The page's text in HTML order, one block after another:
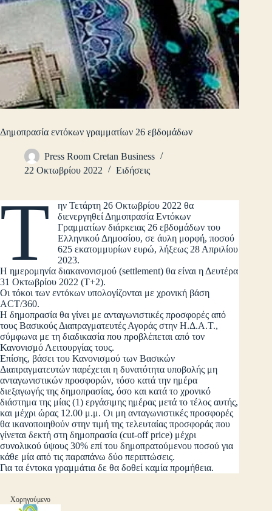
Δημοπρασία εντόκων γραμματίων 26 εβδομάδων
Press Room Cretan Business
22 Οκτωβρίου 2022
Ειδήσεις
Τ
ην Τετάρτη 26 Οκτωβρίου 2022 θα
διενεργηθεί Δημοπρασία Εντόκων
Γραμματίων διάρκειας 26 εβδομάδων του
Ελληνικού Δημοσίου, σε άυλη μορφή, ποσού
625 εκατομμυρίων ευρώ, λήξεως 28 Απριλίου
2023.
Η ημερομηνία διακανονισμού (settlement) θα είναι η Δευτέρα
31 Οκτωβρίου 2022 (Τ+2).
Οι τόκοι των εντόκων υπολογίζονται με χρονική βάση
ACT/360.
Η δημοπρασία θα γίνει με ανταγωνιστικές προσφορές από
τους Βασικούς Διαπραγματευτές Αγοράς στην Η.Δ.Α.Τ.,
σύμφωνα με τη διαδικασία που προβλέπεται από τον
Κανονισμό Λειτουργίας τους.
Επίσης, βάσει του Κανονισμού των Βασικών
Διαπραγματευτών παρέχεται η δυνατότητα υποβολής μη
ανταγωνιστικών προσφορών, τόσο κατά την ημέρα
διεξαγωγής της δημοπρασίας, όσο και κατά το χρονικό
διάστημα της μίας (1) εργάσιμης ημέρας μετά το τέλος αυτής,
και μέχρι ώρας 12.00 μ.μ. Οι μη ανταγωνιστικές προσφορές
θα ικανοποιηθούν στην τιμή της τελευταίας προσφοράς που
γίνεται δεκτή στη δημοπρασία (cut-off price) μέχρι
συνολικού ύψους 30% επί του δημοπρατούμενου ποσού για
κάθε μία από τις παραπάνω δύο περιπτώσεις.
Για τα έντοκα γραμμάτια δε θα δοθεί καμία προμήθεια.
Χορηγούμενο